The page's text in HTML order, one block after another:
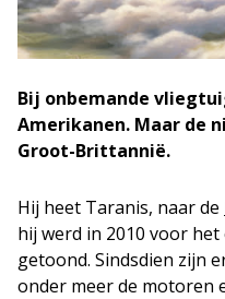
Bij onbemande
Amerikanen. Maar de
Groot-Brittannië.
Hij heet Taranis, naar de
hij werd in 2010 voor
getoond. Sindsdien zijn
onder meer de motoren